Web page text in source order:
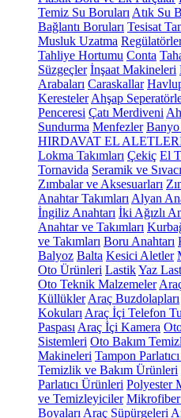
Temiz Su Boruları Atık Su
Bağlantı Boruları Tesisat
Musluk Uzatma
Tahliye Hortumu Conta
Süzgeçler İnşaat Makineleri
Arabaları Caraskallar
Keresteler Ahşap
Penceresi Çatı Merdiveni
Sundurma Menfezler
HIRDAVAT EL
Lokma Takımları Çekiç El
Tornavida Seramik ve
Zımbalar ve Aksesuarları
Anahtar Takımları Alyan
İngiliz Anahtarı İki Ağızlı
Anahtar ve Takımları
ve Takımları Boru Anahtarı
Balyoz Balta Kesici Aletler
Oto Ürünleri LastikYaz
Oto Teknik Malzemeler
Küllükler Araç Buzdolapları
Kokuları Araç İçi Telefon
Paspası Araç İçi Kamera
Sistemleri Oto Bakım
Makineleri Tampon
Temizlik ve Bakım Ürünleri
Parlatıcı Ürünleri Polyester
ve Temizleyiciler
Boyaları Araç Süpürgeleri